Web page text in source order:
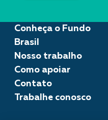
Conheça o Fundo
Brasil
Nosso trabalho
Como apoiar
Contato
Trabalhe conosco